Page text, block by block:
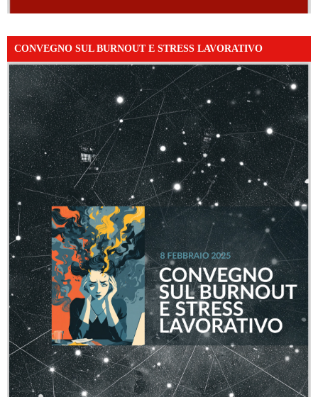
CONVEGNO SUL BURNOUT E STRESS LAVORATIVO